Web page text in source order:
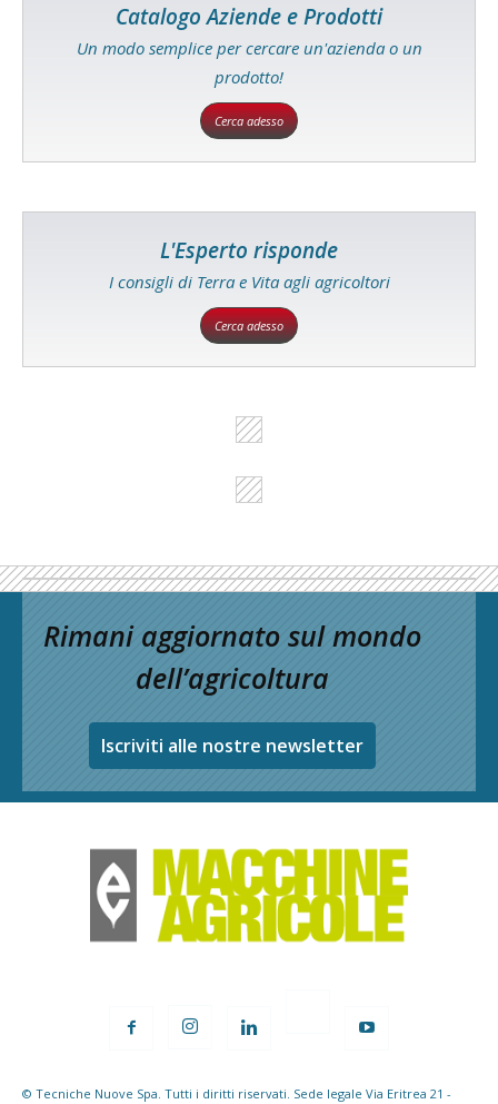
Catalogo Aziende e Prodotti
Un modo semplice per cercare un'azienda o un
prodotto!
Cerca adesso
L'Esperto risponde
I consigli di Terra e Vita agli agricoltori
Cerca adesso
Rimani aggiornato sul mondo
dell’agricoltura
Iscriviti alle nostre newsletter
© Tecniche Nuove Spa. Tutti i diritti riservati. Sede legale Via Eritrea 21 -